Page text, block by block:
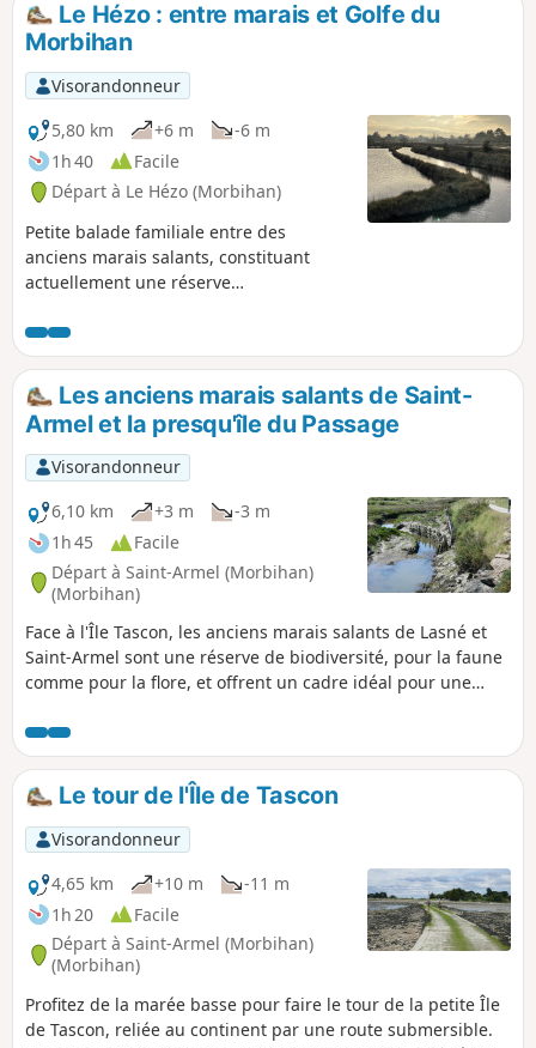
p
Le Hézo : entre marais et Golfe du
Morbihan
Visorandonneur
5,80 km
+6 m
-6 m
1h 40
Facile
Départ à Le Hézo (Morbihan)
Petite balade familiale entre des
anciens marais salants, constituant
actuellement une réserve
Morbihan.
Les anciens marais salants de Saint-
Armel et la presqu'île du Passage
Visorandonneur
6,10 km
+3 m
-3 m
1h 45
Facile
Départ à Saint-Armel (Morbihan)
(Morbihan)
Face à l'Île Tascon, les anciens marais salants de Lasné et
Saint-Armel sont une réserve de biodiversité, pour la faune
comme pour la flore, et offrent un cadre idéal pour une
presqu'Île du Passage, complétée par une boucle autour de
celle-ci.
Le tour de l'Île de Tascon
Visorandonneur
4,65 km
+10 m
-11 m
1h 20
Facile
Départ à Saint-Armel (Morbihan)
(Morbihan)
Profitez de la marée basse pour faire le tour de la petite Île
de Tascon, reliée au continent par une route submersible.